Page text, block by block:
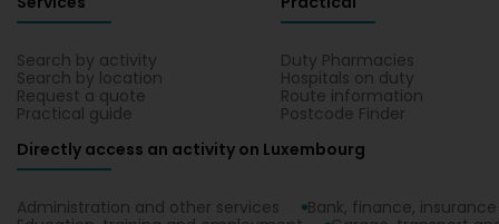
Search by activity
Search by location
Request a quote
Practical guide
Duty Pharmacies
Hospitals on duty
Route information
Postcode Finder
Directly access an activity on Luxembourg
Administration and other services
Bank, finance, insurance